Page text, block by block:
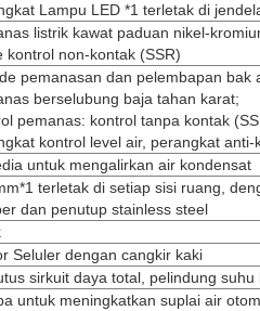
Lampu LED *1 terletak di
listrik kawat paduan nikel-
kontrol non-kontak (SSR)
pemanasan dan pelembapan bak
berselubung baja tahan karat;
pemanas: kontrol tanpa kontak
kontrol level air, perangkat anti-
untuk mengalirkan air kondensat
terletak di setiap sisi ruang,
dan penutup stainless steel
Seluler dengan cangkir kaki
sirkuit daya total, pelindung suhu
untuk meningkatkan suplai air